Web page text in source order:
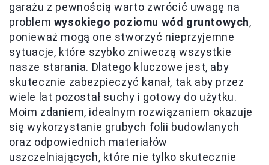
garażu z pewnością warto zwrócić uwagę na
problem wysokiego poziomu wód gruntowych,
ponieważ mogą one stworzyć nieprzyjemne
sytuacje, które szybko zniweczą wszystkie
nasze starania. Dlatego kluczowe jest, aby
skutecznie zabezpieczyć kanał, tak aby przez
wiele lat pozostał suchy i gotowy do użytku.
Moim zdaniem, idealnym rozwiązaniem okazuje
się wykorzystanie grubych folii budowlanych
oraz odpowiednich materiałów
uszczelniających, które nie tylko skutecznie